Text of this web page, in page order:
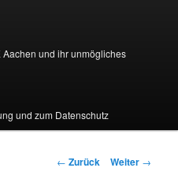
und ihr unmögliches
und zum Datenschutz
Beitragsnavigation
← Zurück Weiter →